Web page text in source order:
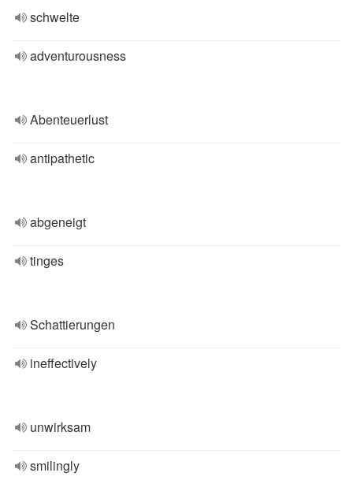
schwelte
adventurousness
Abenteuerlust
antipathetic
abgeneigt
tinges
Schattierungen
ineffectively
unwirksam
smilingly